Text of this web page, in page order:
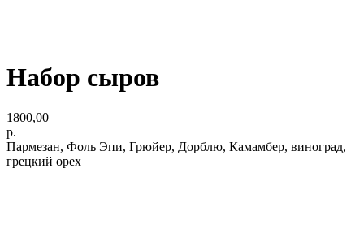
Набор сыров
1800,00
р.
Пармезан, Фоль Эпи, Грюйер, Дорблю, Камамбер, виноград,
грецкий орех